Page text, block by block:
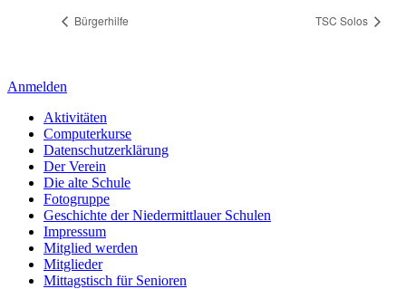
Bürgerhilfe TSC Solos
Anmelden
Aktivitäten
Computerkurse
Datenschutzerklärung
Der Verein
Die alte Schule
Fotogruppe
Geschichte der Niedermittlauer Schulen
Impressum
Mitglied werden
Mitglieder
Mittagstisch für Senioren